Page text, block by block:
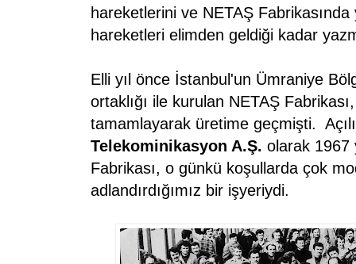
hareketlerini ve NETAŞ
hareketleri elimden geldiği kadar
Elli yıl önce İstanbul'un Ümraniye
ortaklığı ile kurulan NETAŞ
tamamlayarak üretime geçmişti.
Telekominikasyon A.Ş. olarak 1967
Fabrikası, o günkü koşullarda çok
adlandırdığımız bir işyeriydi.